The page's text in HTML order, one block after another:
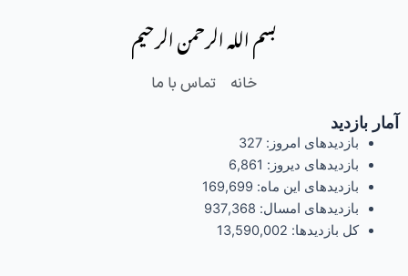
بسم الله الرحمن الرحیم
خانه تماس با ما
آمار بازدید
بازدیدهای امروز: 327
بازدیدهای دیروز: 6,861
بازدیدهای این ماه: 169,699
بازدیدهای امسال: 937,368
کل بازدیدها: 13,590,002